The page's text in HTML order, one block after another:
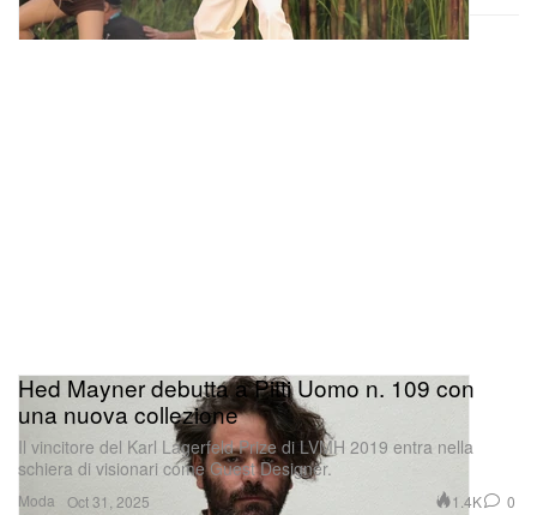
Moda
Hed Mayner debutta a Pitti Uomo n. 109 con
una nuova collezione
Il vincitore del Karl Lagerfeld Prize di LVMH 2019 entra nella
schiera di visionari come Guest Designer.
Oct 31, 2025 1.4K 0